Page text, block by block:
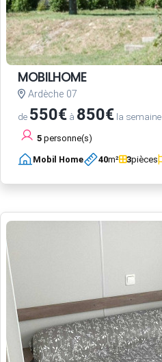
MOBILHOME
Ardèche 07
de 550€ à 850€ la semaine
5 personne(s)
Mobil Home 40m² 3pièces